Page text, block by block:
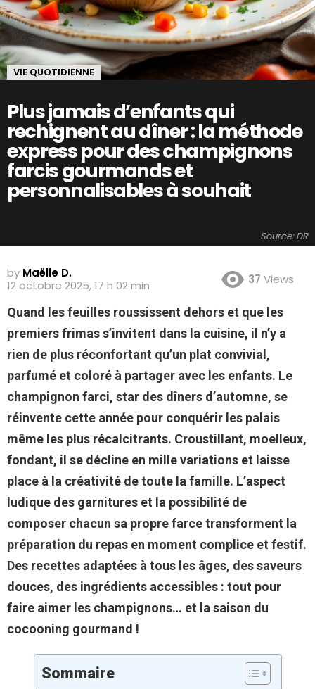
VIE QUOTIDIENNE
Plus jamais d’enfants qui
rechignent au dîner : la méthode
express pour des champignons
farcis gourmands et
personnalisables à souhait
Source: DR
by Maëlle D.
12 octobre 2025, 17 h 02 min
37 Views
Quand les feuilles roussissent dehors et que les
premiers frimas s’invitent dans la cuisine, il n’y a
rien de plus réconfortant qu’un plat convivial,
parfumé et coloré à partager avec les enfants. Le
champignon farci, star des dîners d’automne, se
réinvente cette année pour conquérir les palais
même les plus récalcitrants. Croustillant, moelleux,
fondant, il se décline en mille variations et laisse
place à la créativité de toute la famille. L’aspect
ludique des garnitures et la possibilité de
composer chacun sa propre farce transforment la
préparation du repas en moment complice et festif.
Des recettes adaptées à tous les âges, des saveurs
douces, des ingrédients accessibles : tout pour
faire aimer les champignons… et la saison du
cocooning gourmand !
Sommaire